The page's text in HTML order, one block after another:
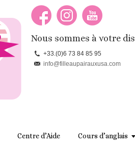
Nous sommes à votre
+33.(0)6 73 84 85 95
info@filleaupairauxusa.com
Centre d’Aide Cours d’anglais